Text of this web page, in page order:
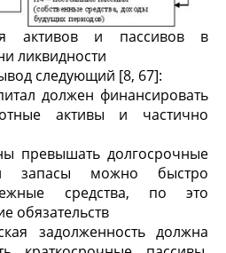
активов и пассивов в
ликвидности
следующий [8, 67]:
должен финансировать
активы и частично
долгосрочные
запасы можно быстро
средства, по это
обязательств
должна